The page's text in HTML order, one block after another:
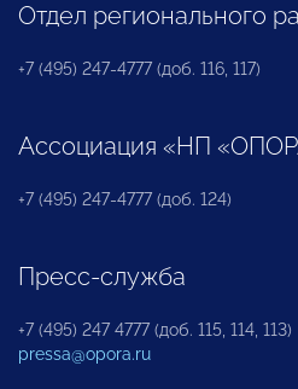
Отдел регионального
+7 (495) 247-4777 (доб. 116, 117)
Ассоциация «НП
+7 (495) 247-4777 (доб. 124)
Пресс-служба
+7 (495) 247 4777 (доб. 115, 114, 113)
pressa@opora.ru